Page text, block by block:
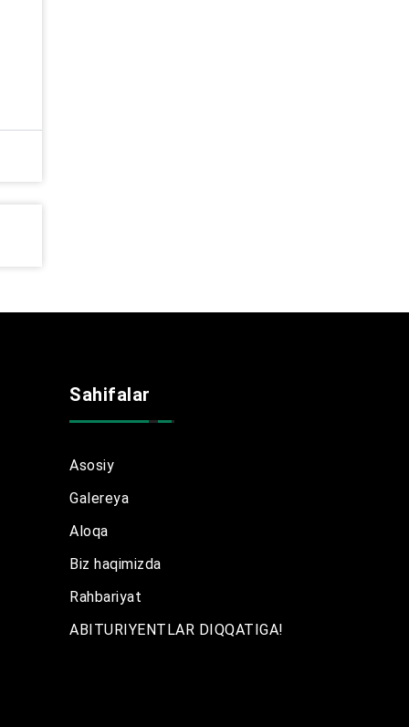
Sahifalar
Asosiy
Galereya
Aloqa
Biz haqimizda
Rahbariyat
ABITURIYENTLAR DIQQATIGA!